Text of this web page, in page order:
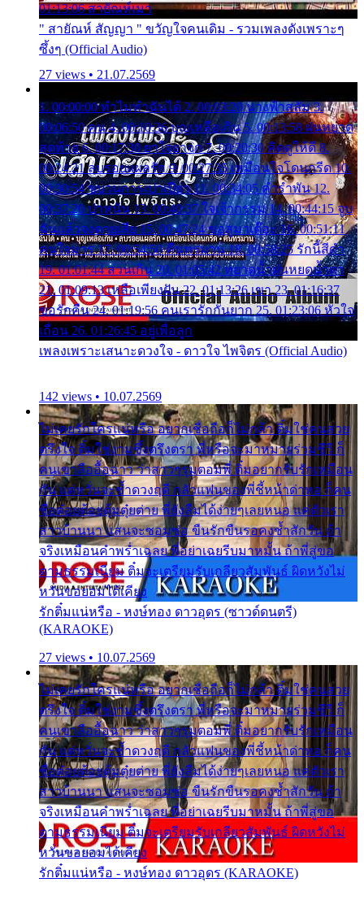
01:13:06 สายัณห์เมา
" สายัณห์ สัญญา " ขวัญใจคนเดิม - รวมเพลงดังเพราะๆ
ซึ้งๆ (Official Audio)
27 views • 21.07.2569
1. 00:00:00 ทำไมทำฉันได้ 2. 00:03:20 นางฟ้าสลัม 3.
00:06:50 คน 4. 00:10:36 บุญเหลือเกิน 5. 00:13:58 ฝนหยาด
สุดท้าย 6. 00:17:30 ยาใจยาจก 7. 00:20:30 คิดดูให้ดี 8.
00:24:21 ลบรอยแผลรัก 9. 00:27:35 เหมือนใจโดนกรีด 10.
00:30:54 ขบวนการเปาเปียว 11. 00:34:05 คำรำพัน 12.
00:37:20 ปาหนัน 13. 00:40:37 ใจเจ้ากรรม 14. 00:44:15 จูบ
ฉันแล้วจงตายเสีย 15. 00:47:24 ขอสูมาเต๊อะ 16. 00:51:11
คนใจมาร 17. 00:54:50 คืนทรมาน 18. 00:58:25 รักนี้สีดำ
19. 01:01:44 ส่วนเกิน 20. 01:05:42 หยาดน้ำฝนหยดน้ำตา
21. 01:09:13 เหลือเพียงฝัน 22. 01:13:26 เขา 23. 01:16:37
ขอรักคืน 24. 01:19:56 คนเรารักกันยาก 25. 01:23:06 หัวใจ
เถื่อน 26. 01:26:45 อยู่เพื่อลูก
เพลงเพราะเสนาะดวงใจ - ดาวใจ ไพจิตร (Official Audio)
142 views • 10.07.2569
ไม่เคยรักใครแน่หรือ อยากเชื่อถือก็ไม่กล้า ติ๋มใช่คนสวย
ตรึงใจ ติ๋มใช่งามซึ้งตรึงตรา พี่หรือจะมาหมายร่วมชีวี ก็
คนเขาลืออื้อฉาว ว่าสาวๆรุมตอมพี่ ติ๋มอยากรับรักเหมือน
กัน แต่หวั่นจะช้ำดวงฤดี กลัวแฟนของพี่ชี้หน้าด่าทอ ก็คน
ชื่อต๋อยต้อยตุ้มตุ๋ยต่าย พี่ยังลืมได้ง่ายๆเลยหนอ แค่ตัวเรา
สาวบ้านนา แสนจะซอมซ่อ ขืนรักขืนรอคงช้ำสักวัน ถ้า
จริงเหมือนคำพร่ำเฉลย พี่อย่าเฉยรีบมาหมั้น ถ้าพี่สู่ขอ
ตามธรรมเนียม ติ๋มจะเตรียมรับเกลียวสัมพันธ์ ผิดหวังไม่
หวั่นขอยอมได้เคียง
รักติ๋มแน่หรือ - หงษ์ทอง ดาวอุดร (ซาวด์ดนตรี)
(KARAOKE)
27 views • 10.07.2569
ไม่เคยรักใครแน่หรือ อยากเชื่อถือก็ไม่กล้า ติ๋มใช่คนสวย
ตรึงใจ ติ๋มใช่งามซึ้งตรึงตรา พี่หรือจะมาหมายร่วมชีวี ก็
คนเขาลืออื้อฉาว ว่าสาวๆรุมตอมพี่ ติ๋มอยากรับรักเหมือน
กัน แต่หวั่นจะช้ำดวงฤดี กลัวแฟนของพี่ชี้หน้าด่าทอ ก็คน
ชื่อต๋อยต้อยตุ้มตุ๋ยต่าย พี่ยังลืมได้ง่ายๆเลยหนอ แค่ตัวเรา
สาวบ้านนา แสนจะซอมซ่อ ขืนรักขืนรอคงช้ำสักวัน ถ้า
จริงเหมือนคำพร่ำเฉลย พี่อย่าเฉยรีบมาหมั้น ถ้าพี่สู่ขอ
ตามธรรมเนียม ติ๋มจะเตรียมรับเกลียวสัมพันธ์ ผิดหวังไม่
หวั่นขอยอมได้เคียง
รักติ๋มแน่หรือ - หงษ์ทอง ดาวอุดร (KARAOKE)